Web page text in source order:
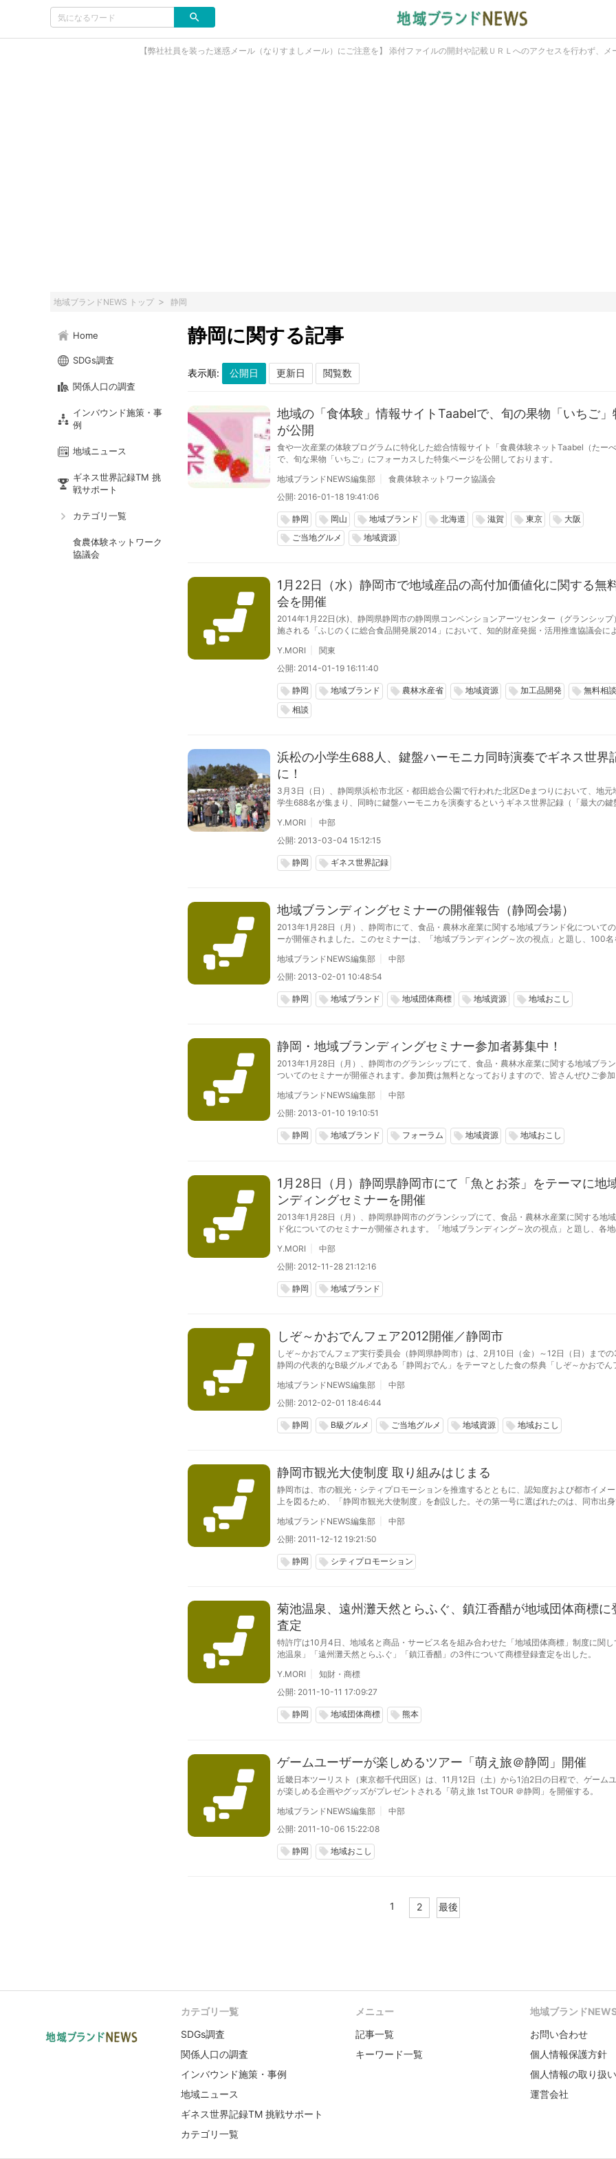
【弊社社員を装った迷惑メール（なりすましメール）にご注意を】 添付ファイルの開封や記載ＵＲＬへのアクセスを行わず、メ
地域ブランドNEWS トップ 静岡
Home
SDGs調査
関係人口の調査
インバウンド施策・事
例
地域ニュース
ギネス世界記録TM 挑
戦サポート
カテゴリ一覧
食農体験ネットワーク
協議会
静岡に関する記事
表示順:
地域の「食体験」情報サイトTaabelで、旬の果物「いちご」
が公開
食や一次産業の体験プログラムに特化した総合情報サイト「食農体験ネットTaabel（たーべ
で、旬な果物「いちご」にフォーカスした特集ページを公開しております。
地域ブランドNEWS編集部
食農体験ネットワーク協議会
公開: 2016-01-18 19:41:06
local_offer 静岡 local_offer 岡山 local_offer 地域ブランド local_offer 北海道 local_offer 滋賀 local_offer 東京 local_offer 大阪
local_offer ご当地グルメ local_offer 地域資源
1月22日（水）静岡市で地域産品の高付加価値化に関する無
会を開催
2014年1月22日(水)、静岡県静岡市の静岡県コンベンションアーツセンター（グランシップ
施される「ふじのくに総合食品開発展2014」において、知的財産発掘・活用推進協議会に
の取組みなど、産品の
Y.MORI
関東
公開: 2014-01-19 16:11:40
local_offer 静岡 local_offer 地域ブランド local_offer 農林水産省 local_offer 地域資源 local_offer 加工品開発 local_offer 無料相談
local_offer 相談
浜松の小学生688人、鍵盤ハーモニカ同時演奏でギネス世界
に！
3月3日（日）、静岡県浜松市北区・都田総合公園で行われた北区Deまつりにおいて、地元
学生688名が集まり、同時に鍵盤ハーモニカを演奏するというギネス世界記録（「最大の鍵
ることなく演奏すると
Y.MORI
中部
公開: 2013-03-04 15:12:15
local_offer 静岡 local_offer ギネス世界記録
地域ブランディングセミナーの開催報告（静岡会場）
2013年1月28日（月）、静岡市にて、食品・農林水産業に関する地域ブランド化について
ーが開催されました。このセミナーは、「地域ブランディング～次の視点」と題し、100名
した。
地域ブランドNEWS編集部
中部
公開: 2013-02-01 10:48:54
local_offer 静岡 local_offer 地域ブランド local_offer 地域団体商標 local_offer 地域資源 local_offer 地域おこし
静岡・地域ブランディングセミナー参加者募集中！
2013年1月28日（月）、静岡市のグランシップにて、食品・農林水産業に関する地域ブラ
ついてのセミナーが開催されます。参加費は無料となっておりますので、皆さんぜひご参
た意見交換を行います。
地域ブランドNEWS編集部
中部
公開: 2013-01-10 19:10:51
local_offer 静岡 local_offer 地域ブランド local_offer フォーラム local_offer 地域資源 local_offer 地域おこし
1月28日（月）静岡県静岡市にて「魚とお茶」をテーマに地
ンディングセミナーを開催
2013年1月28日（月）、静岡県静岡市のグランシップにて、食品・農林水産業に関する地
ド化についてのセミナーが開催されます。「地域ブランディング～次の視点」と題し、各
Y.MORI
中部
公開: 2012-11-28 21:12:16
local_offer 静岡 local_offer 地域ブランド
しぞ～かおでんフェア2012開催／静岡市
しぞ～かおでんフェア実行委員会（静岡県静岡市）は、2月10日（金）～12日（日）までの
静岡の代表的なB級グルメである「静岡おでん」をテーマとした食の祭典「しぞ～かおでん
度）で開催する。
地域ブランドNEWS編集部
中部
公開: 2012-02-01 18:46:44
local_offer 静岡 local_offer B級グルメ local_offer ご当地グルメ local_offer 地域資源 local_offer 地域おこし
静岡市観光大使制度 取り組みはじまる
静岡市は、市の観光・シティプロモーションを推進するとともに、認知度および都市イメ
上を図るため、「静岡市観光大使制度」を創設した。その第一号に選ばれたのは、同市出身
地域ブランドNEWS編集部
中部
公開: 2011-12-12 19:21:50
local_offer 静岡 local_offer シティプロモーション
菊池温泉、遠州灘天然とらふぐ、鎮江香醋が地域団体商標に
査定
特許庁は10月4日、地域名と商品・サービス名を組み合わせた「地域団体商標」制度に関
池温泉」「遠州灘天然とらふぐ」「鎮江香醋」の3件について商標登録査定を出した。
Y.MORI
知財・商標
公開: 2011-10-11 17:09:27
local_offer 静岡 local_offer 地域団体商標 local_offer 熊本
ゲームユーザーが楽しめるツアー「萌え旅＠静岡」開催
近畿日本ツーリスト（東京都千代田区）は、11月12日（土）から1泊2日の日程で、ゲーム
が楽しめる企画やグッズがプレゼントされる「萌え旅 1st TOUR ＠静岡」を開催する。
地域ブランドNEWS編集部
中部
公開: 2011-10-06 15:22:08
local_offer 静岡 local_offer 地域おこし
1 2 最後
カテゴリ一覧
SDGs調査
関係人口の調査
インバウンド施策・事例
地域ニュース
ギネス世界記録TM 挑戦サポート
カテゴリ一覧
メニュー
記事一覧
キーワード一覧
地域ブランド
お問い合わせ
個人情報保護方針
個人情報の取り扱い
運営会社